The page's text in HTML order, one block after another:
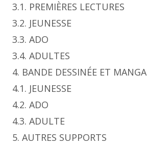
3.1. PREMIÈRES LECTURES
3.2. JEUNESSE
3.3. ADO
3.4. ADULTES
4. BANDE DESSINÉE ET MANGA
4.1. JEUNESSE
4.2. ADO
4.3. ADULTE
5. AUTRES SUPPORTS